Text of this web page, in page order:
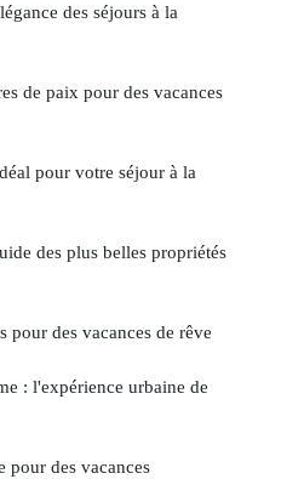
des séjours à la
de paix pour des vacances
pour votre séjour à la
des plus belles propriétés
pour des vacances de rêve
: l'expérience urbaine de
pour des vacances